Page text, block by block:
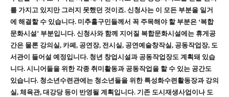
를 가지고 있지만 그러지 못했던 것이죠. 신청사는 이 모든 부분을 일거
에 해결할 수 있습니다. 미추홀구민들께서 꼭 주목해야 할 부분은 ‘복합
문화시설’ 부분입니다. 신청사와 함께 지어질 복합문화시설에는 휴게공
간은 물론 강의실, 카페 , 공연장, 전시실, 공연예술창작실, 공동작업장, 도
서관이 들어설 예정입니다. 청년 창업시설과 공동작업장도 계획돼 있습
니다. 시니어들을 위한 각종 취미활동과 공동작업을 할 수 있는 공간도
있습니다. 청소년수련관에는 청소년들을 위한 특성화수련활동장과 강의
실, 체육관, 대강당 등이 반영될 계획입니다. 기존 도시재생사업이나 도